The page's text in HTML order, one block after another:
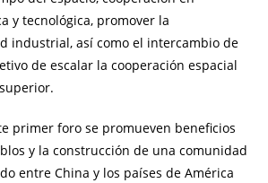
y tecnológica, promover la
industrial, así como el intercambio de
de escalar la cooperación espacial
primer foro se promueven beneficios
y la construcción de una comunidad
entre China y los países de América